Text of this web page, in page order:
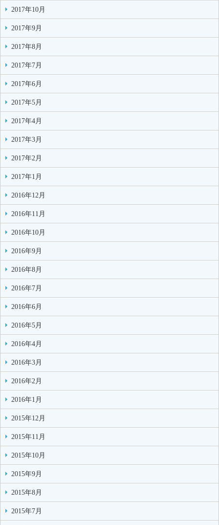
2017年10月
2017年9月
2017年8月
2017年7月
2017年6月
2017年5月
2017年4月
2017年3月
2017年2月
2017年1月
2016年12月
2016年11月
2016年10月
2016年9月
2016年8月
2016年7月
2016年6月
2016年5月
2016年4月
2016年3月
2016年2月
2016年1月
2015年12月
2015年11月
2015年10月
2015年9月
2015年8月
2015年7月